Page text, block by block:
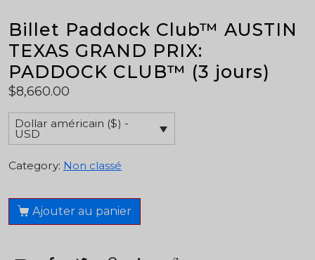
Billet Paddock Club™ AUSTIN
TEXAS GRAND PRIX:
PADDOCK CLUB™ (3 jours)
$8,660.00
Dollar américain ($) -
USD
Category: Non classé
Ajouter au panier